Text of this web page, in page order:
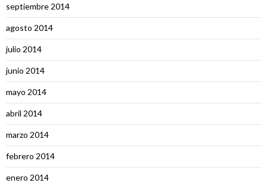
septiembre 2014
agosto 2014
julio 2014
junio 2014
mayo 2014
abril 2014
marzo 2014
febrero 2014
enero 2014